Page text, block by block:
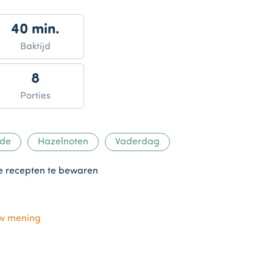
40 min.
Baktijd
8
Porties
Hazelnoten Vaderdag
recepten te bewaren
mening